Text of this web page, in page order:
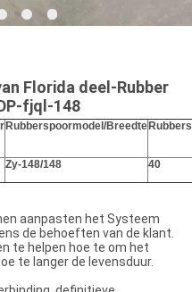
Florida deel-Rubber
fjql-148
Rubberspoormodel/Breedte
Zy-148/148 40
aanpasten het Systeem
de behoeften van de klant.
te helpen hoe te om het
te langer de levensduur.